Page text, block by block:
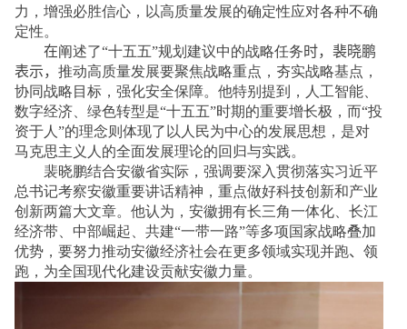
力，增强必胜信心，以高质量发展的确定性应对各种不确
定性。
在阐述了“十五五”规划建议中的战略任务时，裴晓鹏
表示， 推动高质量发展要聚焦战略重点，夯实战略基点，
协同战略目标，强化安全保障。他特别提到，人工智能、
数字经济、绿色转型是“十五五”时期的重要增长极，而“投
资于人”的理念则体现了以人民为中心的发展思想，是对
马克思主义人的全面发展理论的回归与实践。
裴晓鹏结合安徽省实际，强调要深入贯彻落实习近平
总书记考察安徽重要讲话精神，重点做好科技创新和产业
创新两篇大文章。他认为，安徽拥有长三角一体化、长江
经济带、中部崛起、共建“一带一路”等多项国家战略叠加
优势，要努力推动安徽经济社会在更多领域实现并跑、 领
跑，为全国现代化建设贡献安徽力量。